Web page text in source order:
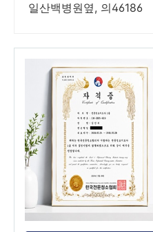
일산백병원옆, 의46186